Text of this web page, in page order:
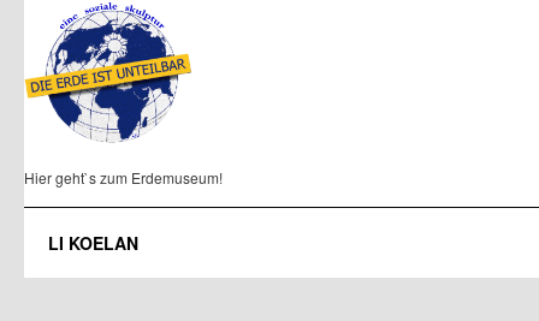
Hier geht`s zum Erdemuseum!
LI KOELAN